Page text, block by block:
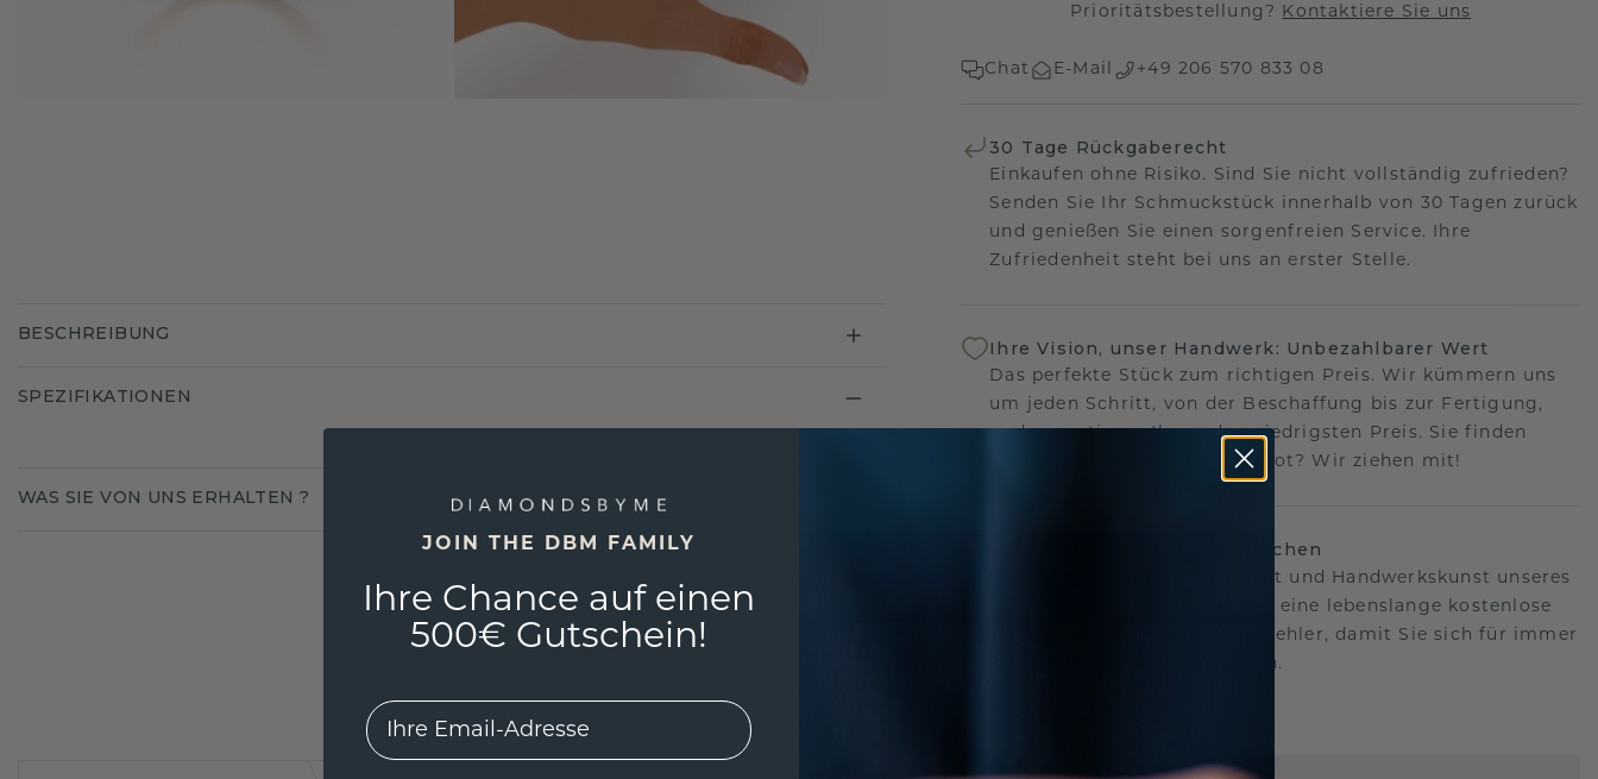
Prioritätsbestellung? Kontaktiere Sie uns
Chat E-Mail +49 206 570 833 08
30 Tage Rückgaberecht
Einkaufen ohne Risiko. Sind Sie nicht vollständig zufrieden?
Senden Sie Ihr Schmuckstück innerhalb von 30 Tagen zurück
und genießen Sie einen sorgenfreien Service. Ihre
Zufriedenheit steht bei uns an erster Stelle.
Ihre Vision, unser Handwerk: Unbezahlbarer Wert
Das perfekte Stück zum richtigen Preis. Wir kümmern uns
um jeden Schritt, von der Beschaffung bis zur Fertigung,
und garantieren Ihnen den niedrigsten Preis. Sie finden
anderswo ein besseres Angebot? Wir ziehen mit!
Unser lebenslanges Versprechen
Wir stehen hinter der Qualität und Handwerkskunst unseres
Schmucks.Deshalb bieten wir eine lebenslange kostenlose
Garantie gegen Herstellungsfehler, damit Sie sich für immer
keine Sorgen machen müssen.
BESCHREIBUNG
SPEZIFIKATIONEN
WAS SIE VON UNS ERHALTEN ?
JOIN THE DBM FAMILY
Ihre Chance auf einen
500€ Gutschein!
EMail